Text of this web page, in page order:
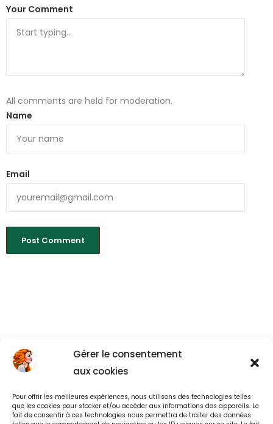
Gérer le consentement
aux cookies
Pour offrir les meilleures expériences, nous utilisons des technologies telles
que les cookies pour stocker et/ou accéder aux informations des appareils. Le
fait de consentir à ces technologies nous permettra de traiter des données
Your Comment
All comments are held for moderation.
Name
Email
Back to All